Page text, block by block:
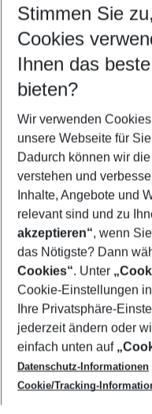
Abflughafen wählen
Beliebiger
Reisezeitraum wählen
08.08.26– 06.08.27
2 Erwachsene
Mehr
Footer
Footer navigation
Über uns
AGB
Cookie-Einstellungen
Cookie-Richtlinie
Datenschutz
Service & Hilfe
Barrierefreies Reisen
Check-in
Folgen Sie uns
Stimmen Sie
Cookies
Ihnen das
bieten?
Wir verwenden
unsere Webseite für
Dadurch können wir
verstehen und
Inhalte, Angebote und
relevant sind und zu
akzeptieren“, wenn
das Nötigste? Dann
Cookies“. Unter
Cookie-Einstellungen
Ihre Privatsphäre-
jederzeit ändern oder
einfach unten auf
Datenschutz-Informationen
Cookie/Tracking-